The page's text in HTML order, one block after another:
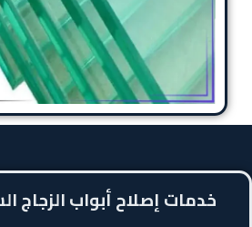
خدمات إصلاح أبواب الزجاج